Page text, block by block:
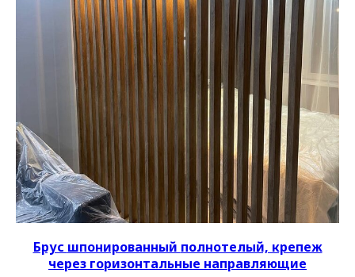
Брус шпонированный полнотелый, крепеж
через горизонтальные направляющие